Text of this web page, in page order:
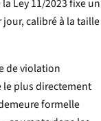
Ley 11/2023 fixe un
calibré à la taille
de violation
le plus directement
formelle